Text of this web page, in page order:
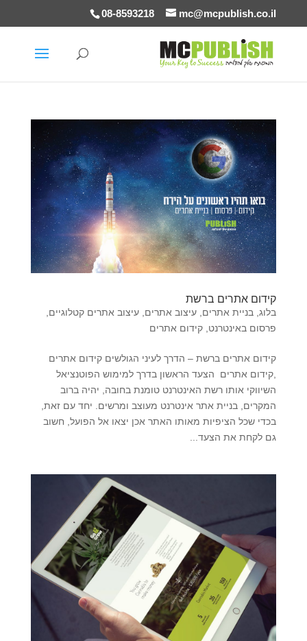
08-8593218 mc@mcpublish.co.il
קידום אתרים ברשת
בלוג, בניית אתרים עיצוב אתרים עיצוב אתרים קטלוגיים
פרסום באינטרנט קידום אתרים
קידום אתרים ברשת – הדרך לעיני הגולשים קידום אתרים
,קידום אתרים הצעד הראשון בדרך למימוש הפוטנציאל
השיווקי אותו רשת האינטרנט טומנת בחובה, יהיה ברוב
המקרים, בניית אתר אינטרנט מעוצב ומרשים. יחד עם זאת,
בכדי שכל הציפיות מאותו האתר אכן יצאו אל הפועל, חשוב
גם לקחת את הצעד...